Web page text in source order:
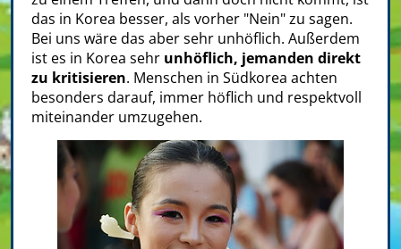
das in Korea besser, als vorher "Nein" zu sagen.
Bei uns wäre das aber sehr unhöflich. Außerdem
ist es in Korea sehr unhöflich, jemanden direkt
zu kritisieren. Menschen in Südkorea achten
besonders darauf, immer höflich und respektvoll
miteinander umzugehen.